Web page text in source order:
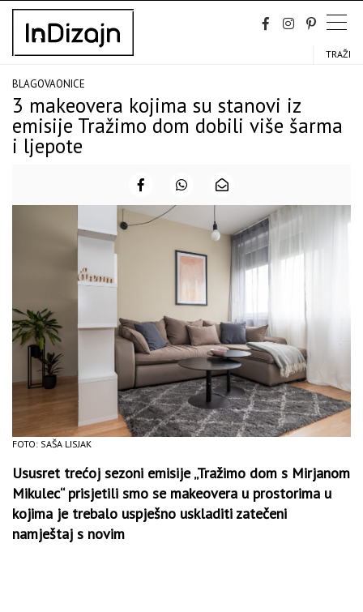
Skip
content
TRAŽI
BLAGOVAONICE
3 makeovera kojima su stanovi iz
emisije Tražimo dom dobili više šarma
i ljepote
FOTO: SAŠA LISJAK
Ususret trećoj sezoni emisije „Tražimo dom s Mirjanom
Mikulec“ prisjetili smo se makeovera u prostorima u
kojima je trebalo uspješno uskladiti zatečeni
namještaj s novim